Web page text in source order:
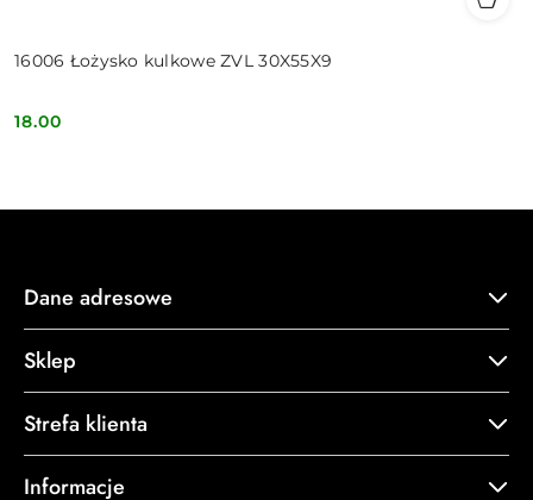
16006 Łożysko kulkowe ZVL 30X55X9
Cena:
18.00
Dane adresowe
Sklep
Strefa klienta
Informacje